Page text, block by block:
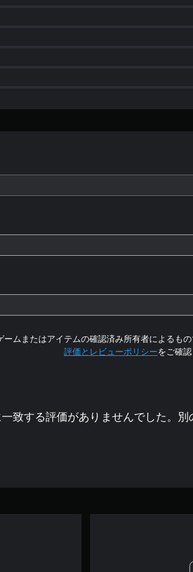
ムまたはアイテムの確認済み所有者によるも
評価とレビューポリシーをご確認
致する評価がありませんでした。別